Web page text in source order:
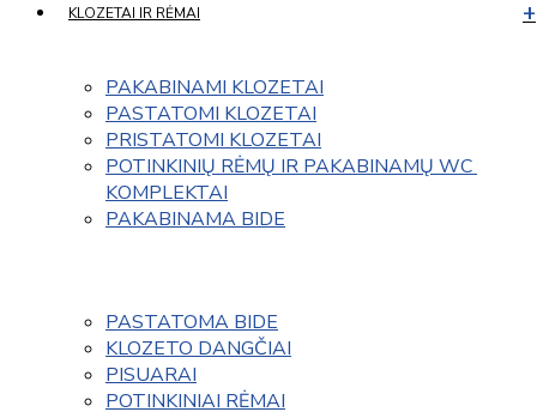
KLOZETAI IR RĖMAI
PAKABINAMI KLOZETAI
PASTATOMI KLOZETAI
PRISTATOMI KLOZETAI
POTINKINIŲ RĖMŲ IR PAKABINAMŲ WC
KOMPLEKTAI
PAKABINAMA BIDE
PASTATOMA BIDE
KLOZETO DANGČIAI
PISUARAI
POTINKINIAI RĖMAI